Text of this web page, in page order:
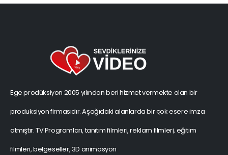
Ege prodüksiyon 2005 yılından beri hizmet vermekte olan bir
produksiyon firmasıdır. Aşağıdaki alanlarda bir çok esere imza
atmıştır. TV Programları, tanıtım filmleri, reklam filmleri, eğitim
filmleri, belgeseller, 3D animasyon